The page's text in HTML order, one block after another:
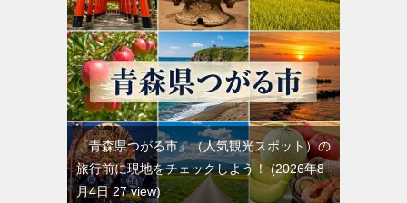
『青森県つがる市』（人気観光スポット）の
旅行前に現地をチェックしよう！ 2026年8
月4日 27 view